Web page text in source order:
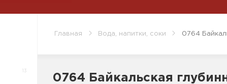
Главная Вода, напитки, соки 0764
13
0764 Байкальская